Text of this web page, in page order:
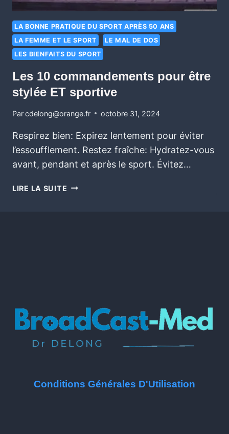
LA BONNE PRATIQUE DU SPORT APRÈS 50 ANS
LA FEMME ET LE SPORT
LE MAL DE DOS
LES BIENFAITS DU SPORT
Les 10 commandements pour être
stylée ET sportive
Parcdelong@orange.fr octobre 31, 2024
Respirez bien: Expirez lentement pour éviter
l’essoufflement. Restez fraîche: Hydratez-vous
avant, pendant et après le sport. Évitez…
LIRE LA SUITE
Conditions Générales D'Utilisation